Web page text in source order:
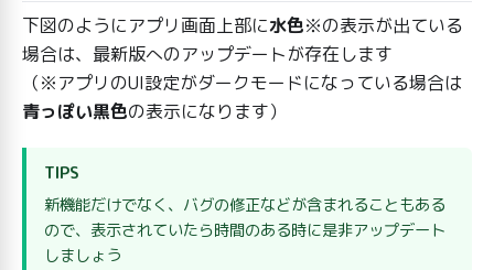
下図のようにアプリ画面上部に水色※の表示が出ている
場合は、最新版へのアップデートが存在します
（※アプリのUI設定がダークモードになっている場合は
青っぽい黒色の表示になります）
TIPS
新機能だけでなく、バグの修正などが含まれることもある
ので、表示されていたら時間のある時に是非アップデート
しましょう